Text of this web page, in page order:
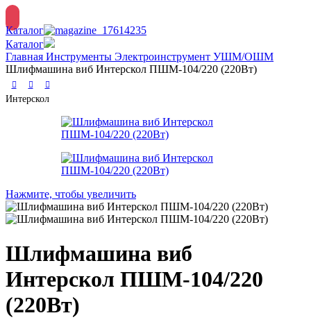
Каталог
Каталог
Главная Инструменты Электроинструмент УШМ/ОШМ
Шлифмашина виб Интерскол ПШМ-104/220 (220Вт)
Интерскол
Нажмите, чтобы увеличить
Шлифмашина виб
Интерскол ПШМ-104/220
(220Вт)